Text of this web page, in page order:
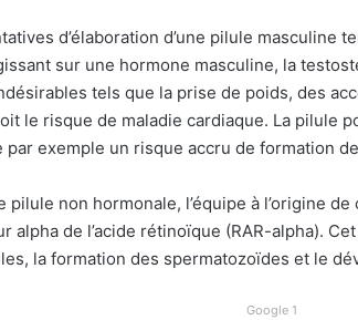
d’élaboration d’une pilule masculine
sur une hormone masculine, la
tels que la prise de poids, des
le risque de maladie cardiaque. La pilule
par exemple un risque accru de formation
pilule non hormonale, l’équipe à l’origine
alpha de l’acide rétinoïque (RAR-alpha).
la formation des spermatozoïdes et le
Google 1